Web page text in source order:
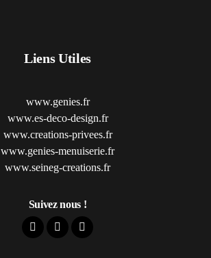
Liens Utiles
www.genies.fr
www.es-deco-design.fr
www.creations-privees.fr
www.genies-menuiserie.fr
www.seineg-creations.fr
Suivez nous !